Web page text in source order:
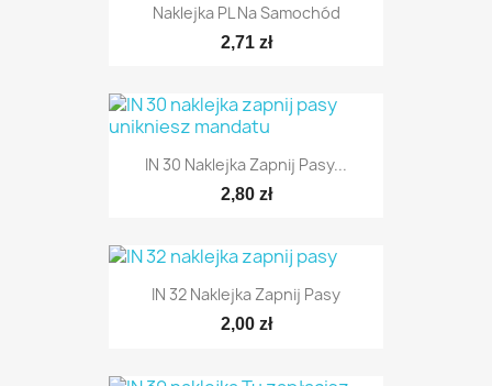
Naklejka PL Na Samochód
2,71 zł
IN 30 Naklejka Zapnij Pasy...
2,80 zł
IN 32 Naklejka Zapnij Pasy
2,00 zł